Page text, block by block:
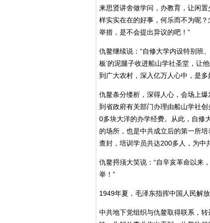
来思贤讲舍做学问，办教育，让闲
样实实在在的好事，何乐而不为呢
举措，是不会提出异议的吧！”
仇鳌继续说：“自修大学内设特别班
板’的泥腿子收进船山学社圣堂，让
到广大农村，深入亿万人心中，是多
仇鳌条分缕析，深得人心，会场上
到省政府有关部门办理由船山学社
0多块大洋的办学经费。从此，自修
的场所，也是中共成立后的第一所
查封，培训学员共达200多人，为中
仇鳌捋须大笑说：“自辛亥革命以
举！”
1949年夏，毛泽东指挥中国人民解放
中共地下党组织与仇鳌取得联系，